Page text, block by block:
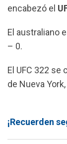
encabezó el
El australiano
– 0.
El UFC 322 se
de Nueva
¡Recuerden